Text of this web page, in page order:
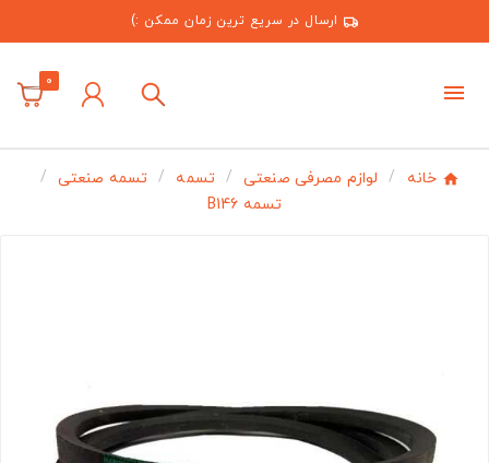
ارسال در سریع ترین زمان ممکن :)
0
خانه لوازم مصرفی صنعتی تسمه
تسمه صنعتی
تسمه B146